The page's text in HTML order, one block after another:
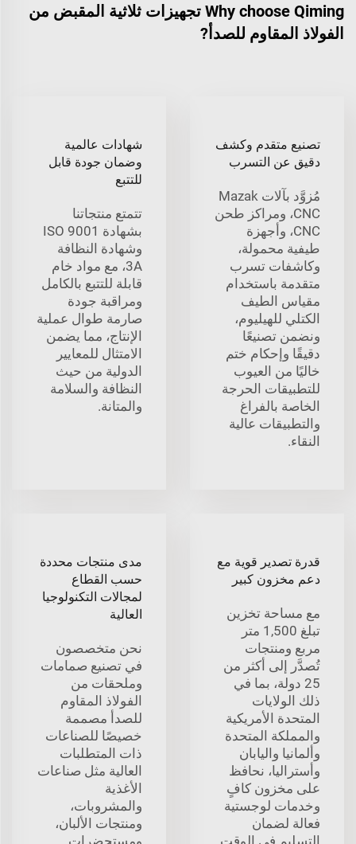
Why choose Qiming تجهيزات ثلاثية المقبض من
الفولاذ المقاوم للصدأ?
تصنيع متقدم وكشف
دقيق عن التسرب
مُزوَّد بآلات Mazak
CNC، ومراكز طحن
CNC، وأجهزة
طيفية محمولة،
وكاشفات تسرب
متقدمة باستخدام
مقياس الطيف
الكتلي للهيليوم،
ونضمن تصنيعًا
دقيقًا وإحكام ختم
خاليًا من العيوب
للتطبيقات الحرجة
الخاصة بالفراغ
والتطبيقات عالية
النقاء.
شهادات عالمية
وضمان جودة قابل
للتتبع
تتمتع منتجاتنا
بشهادة ISO 9001
وشهادة النظافة
3A، مع مواد خام
قابلة للتتبع بالكامل
ومراقبة جودة
صارمة طوال عملية
الإنتاج، مما يضمن
الامتثال للمعايير
الدولية من حيث
النظافة والسلامة
والمتانة.
قدرة تصدير قوية مع
دعم مخزون كبير
مع مساحة تخزين
تبلغ 1,500 متر
مربع ومنتجات
تُصدَّر إلى أكثر من
25 دولة، بما في
ذلك الولايات
المتحدة الأمريكية
والمملكة المتحدة
وألمانيا واليابان
وأستراليا، نحافظ
على مخزون كافٍ
وخدمات لوجستية
فعالة لضمان
التسليم في الوقت
مدى منتجات محددة
حسب القطاع
لمجالات التكنولوجيا
العالية
نحن متخصصون
في تصنيع صمامات
وملحقات من
الفولاذ المقاوم
للصدأ مصممة
خصيصًا للصناعات
ذات المتطلبات
العالية مثل صناعات
الأغذية
والمشروبات،
ومنتجات الألبان،
ومستحضرات